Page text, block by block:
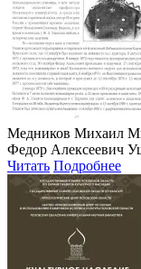
Медников Михаил
Федор Алексеевич
Читать Подробнее